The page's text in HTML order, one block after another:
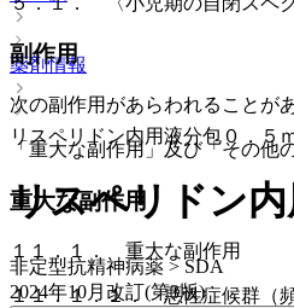
副作用
次の副作用があらわれることが
「重大な副作用」及び「その他
重大な副作用
１１．１． 重大な副作用
１１．１．１． 悪性症候群（
薬剤情報
リスペリドン内用液分包０．５
リスペリドン内
非定型抗精神病薬 > SDA
2024年10月改訂(第3版)